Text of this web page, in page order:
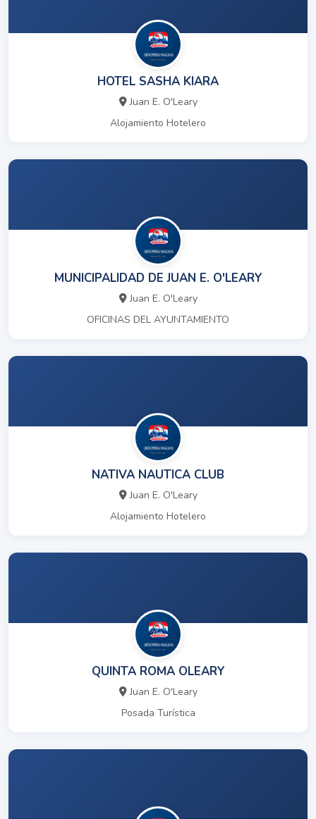
HOTEL SASHA KIARA
Juan E. O'Leary
Alojamiento Hotelero
MUNICIPALIDAD DE JUAN E. O'LEARY
Juan E. O'Leary
OFICINAS DEL AYUNTAMIENTO
NATIVA NAUTICA CLUB
Juan E. O'Leary
Alojamiento Hotelero
QUINTA ROMA OLEARY
Juan E. O'Leary
Posada Turística